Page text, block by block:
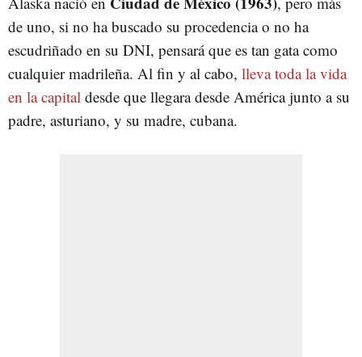
de uno, si no ha buscado su procedencia o no ha
escudriñado en su DNI, pensará que es tan gata como
cualquier madrileña. Al fin y al cabo, lleva toda la vida
en la capital desde que llegara desde América junto a su
padre, asturiano, y su madre, cubana.